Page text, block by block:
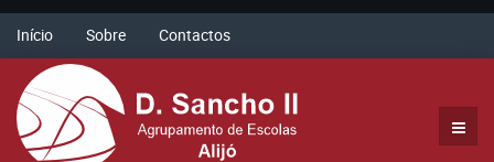
Início Sobre Contactos